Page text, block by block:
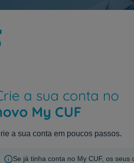
a sua conta no
My CUF
a sua conta em poucos passos.
Se já tinha conta no My CUF, os seus